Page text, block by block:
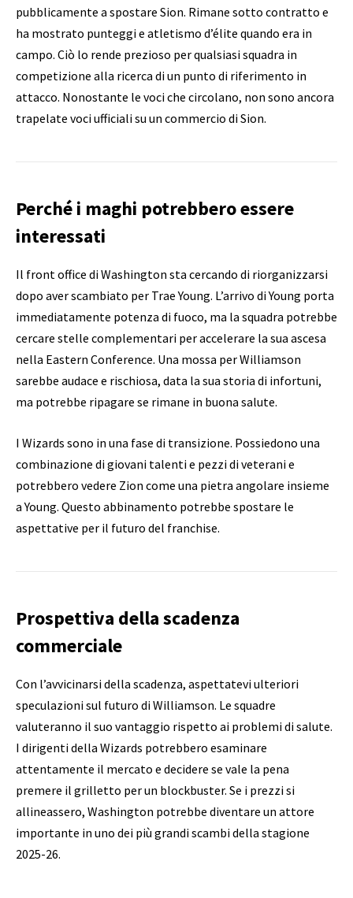
pubblicamente a spostare Sion. Rimane sotto contratto e
ha mostrato punteggi e atletismo d’élite quando era in
campo. Ciò lo rende prezioso per qualsiasi squadra in
competizione alla ricerca di un punto di riferimento in
attacco. Nonostante le voci che circolano, non sono ancora
trapelate voci ufficiali su un commercio di Sion.
Perché i maghi potrebbero essere
interessati
Il front office di Washington sta cercando di riorganizzarsi
dopo aver scambiato per Trae Young. L’arrivo di Young porta
immediatamente potenza di fuoco, ma la squadra potrebbe
cercare stelle complementari per accelerare la sua ascesa
nella Eastern Conference. Una mossa per Williamson
sarebbe audace e rischiosa, data la sua storia di infortuni,
ma potrebbe ripagare se rimane in buona salute.
I Wizards sono in una fase di transizione. Possiedono una
combinazione di giovani talenti e pezzi di veterani e
potrebbero vedere Zion come una pietra angolare insieme
a Young. Questo abbinamento potrebbe spostare le
aspettative per il futuro del franchise.
Prospettiva della scadenza
commerciale
Con l’avvicinarsi della scadenza, aspettatevi ulteriori
speculazioni sul futuro di Williamson. Le squadre
valuteranno il suo vantaggio rispetto ai problemi di salute.
I dirigenti della Wizards potrebbero esaminare
attentamente il mercato e decidere se vale la pena
premere il grilletto per un blockbuster. Se i prezzi si
allineassero, Washington potrebbe diventare un attore
importante in uno dei più grandi scambi della stagione
2025-26.